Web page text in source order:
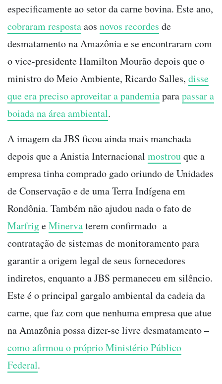
especificamente ao setor da carne bovina. Este ano,
cobraram respostaaos novos recordes de
desmatamento na Amazôniae se encontraram com
o vice-presidente Hamilton Mourão depois que o
ministro do Meio Ambiente, Ricardo Salles, disse
que era preciso aproveitar a pandemiaparapassar a
boiada na área ambiental.
A imagem da JBS ficou ainda mais manchada
depois que a Anistia Internacional mostrouque a
empresa tinha comprado gado oriundo de Unidades
de Conservação e de uma Terra Indígena em
Rondônia. Também não ajudou nada o fato de
MarfrigeMinervaterem confirmado a
contratação de sistemas de monitoramento para
garantir a origem legal de seus fornecedores
indiretos, enquanto a JBS permaneceu em silêncio.
Este é o principal gargalo ambiental da cadeia da
carne, que faz com que nenhuma empresa que atue
na Amazônia possa dizer-se livre desmatamento –
como afirmou o próprio Ministério Público
Federal.